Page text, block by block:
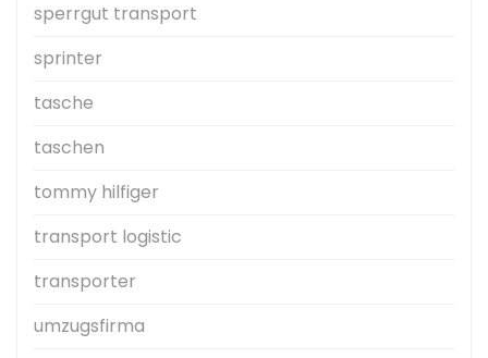
sperrgut transport
sprinter
tasche
taschen
tommy hilfiger
transport logistic
transporter
umzugsfirma